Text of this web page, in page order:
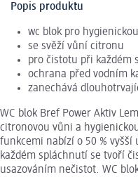
Popis produktu
wc blok pro
se svěží vůní citronu
pro čistotu při každém
ochrana před vodním
zanechává
WC blok Bref Power Aktiv
citronovou vůni a
funkcemi nabízí o 50 %
každém spláchnutí se tvoří
usazováním nečistot. WC